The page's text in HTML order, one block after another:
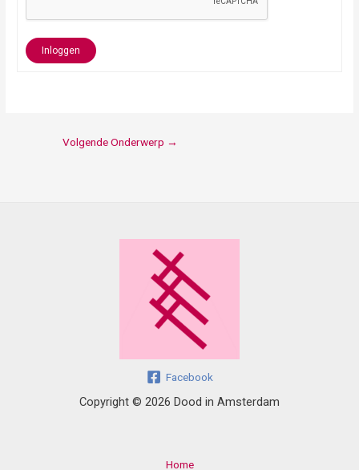
Inloggen
Volgende Onderwerp →
Facebook
Copyright © 2026 Dood in Amsterdam
Home